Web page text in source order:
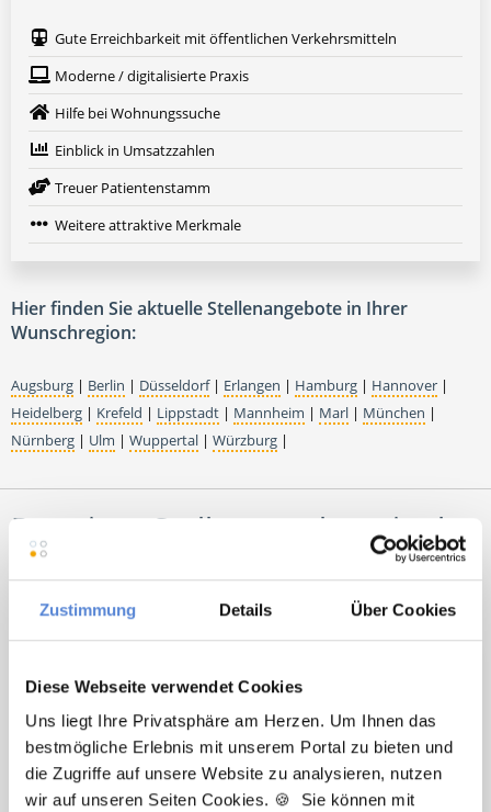
Zustimmung Details Über Cookies
Diese Webseite verwendet Cookies
Uns liegt Ihre Privatsphäre am Herzen. Um Ihnen das
bestmögliche Erlebnis mit unserem Portal zu bieten und
die Zugriffe auf unsere Website zu analysieren, nutzen
wir auf unseren Seiten Cookies. 🍪 Sie können mit
Gute Erreichbarkeit mit öffentlichen Verkehrsmitteln
Moderne / digitalisierte Praxis
Hilfe bei Wohnungssuche
Einblick in Umsatzzahlen
Treuer Patientenstamm
Weitere attraktive Merkmale
Hier finden Sie aktuelle Stellenangebote in Ihrer
Wunschregion:
Augsburg | Berlin | Düsseldorf| Erlangen | Hamburg | Hannover |
Heidelberg | Krefeld | Lippstadt | Mannheim | Marl | München |
Nürnberg | Ulm | Wuppertal | Würzburg |
Premium-Stellenangebote in der
Region Fahrenbach:
🌟 PREMIUM-STELLENANGEBOT 🌟
Angestellter Facharzt (m/w/d) in Voll- oder Teilzeit
ab sofort in Eberbach